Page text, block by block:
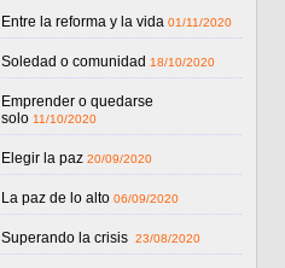
Entre la reforma y la vida 01/11/2020
Soledad o comunidad 18/10/2020
Emprender o quedarse
solo 11/10/2020
Elegir la paz 20/09/2020
La paz de lo alto 06/09/2020
Superando la crisis 23/08/2020